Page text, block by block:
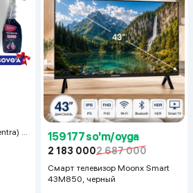
159 177 so'm/oyga
2 183 0002 687 000
Смарт телевизор Moonx Smart
43M850, черный